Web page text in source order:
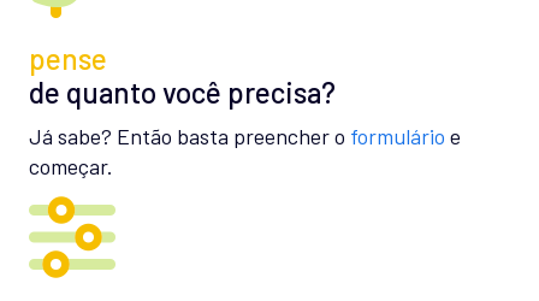
pense
de quanto você precisa?
Já sabe? Então basta preencher o formulário e
começar.